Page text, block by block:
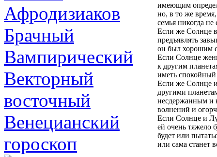
Афродизиаков
Брачный
Вампирический
Векторный
восточный
Венецианский
гороскоп
имеющим
но, в то же
семья никогда не
Если же Солнце
предъявлять
он был хорошим
Если Солнце
к другим
иметь
Если же Солнце
другими
несдержанным и
волнений и
Если Солнце и
ей очень тяжело
будет или
или сама станет